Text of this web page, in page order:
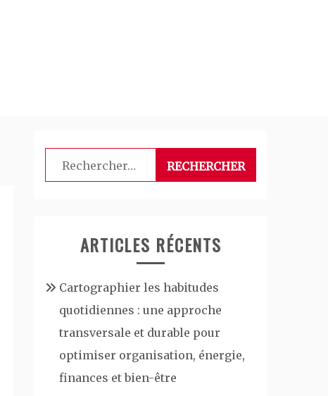
Rechercher :
ARTICLES RÉCENTS
Cartographier les habitudes
quotidiennes : une approche
transversale et durable pour
optimiser organisation, énergie,
finances et bien-être